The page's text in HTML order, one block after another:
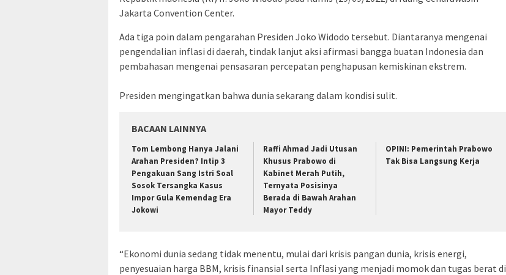
Jakarta Convention Center.
Ada tiga poin dalam pengarahan Presiden Joko Widodo tersebut. Diantaranya mengenai
pengendalian inflasi di daerah, tindak lanjut aksi afirmasi bangga buatan Indonesia dan
pembahasan mengenai pensasaran percepatan penghapusan kemiskinan ekstrem.
Presiden mengingatkan bahwa dunia sekarang dalam kondisi sulit.
BACAAN LAINNYA
Tom Lembong Hanya Jalani
Arahan Presiden? Intip 3
Pengakuan Sang Istri Soal
Sosok Tersangka Kasus
Impor Gula Kemendag Era
Jokowi
Raffi Ahmad Jadi Utusan
Khusus Prabowo di
Kabinet Merah Putih,
Ternyata Posisinya
Berada di Bawah Arahan
Mayor Teddy
OPINI: Pemerintah Prabowo
Tak Bisa Langsung Kerja
“Ekonomi dunia sedang tidak menentu, mulai dari krisis pangan dunia, krisis energi,
penyesuaian harga BBM, krisis finansial serta Inflasi yang menjadi momok dan tugas berat di